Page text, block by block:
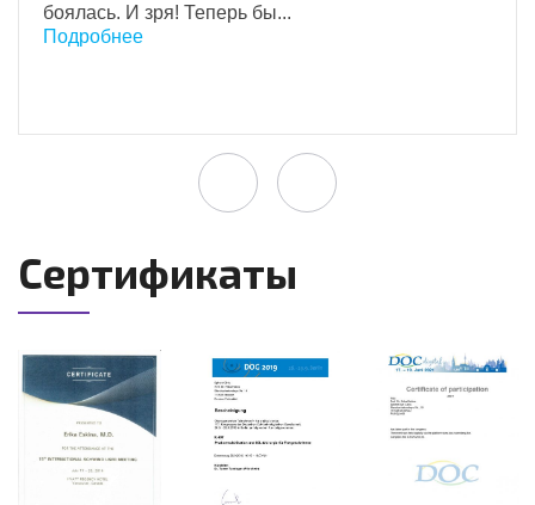
боялась. И зря! Теперь бы...
Подробнее
Сертификаты